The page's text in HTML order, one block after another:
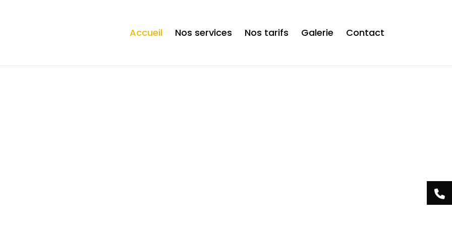
Accueil Nos services Nos tarifs Galerie Contact